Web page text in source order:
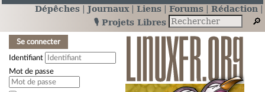
Dépêches Journaux Liens Forums
Rédaction
🎙️ Projets Libres
Se connecter
Identifiant
Mot de passe